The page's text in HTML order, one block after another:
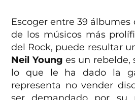
Escoger entre 39
de los músicos más
del Rock, puede resultar
Neil Young es un rebelde,
lo que le ha dado la
representa no vender